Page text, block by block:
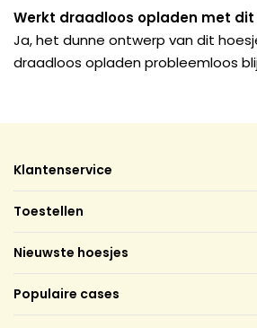
Werkt draadloos opladen met dit
Ja, het dunne ontwerp van dit
draadloos opladen probleemloos
Klantenservice
Toestellen
Nieuwste hoesjes
Populaire cases